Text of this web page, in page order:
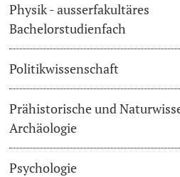
Physik - ausserfakultäres
Bachelorstudienfach
Politikwissenschaft
Prähistorische und
Archäologie
Psychologie